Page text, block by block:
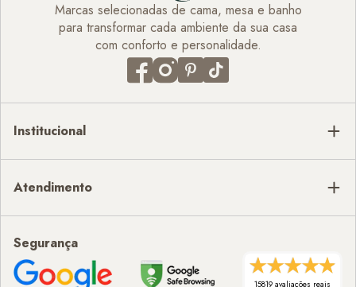
Marcas selecionadas de cama, mesa e banho
para transformar cada ambiente da sua casa
com conforto e personalidade.
Institucional
Atendimento
Segurança
15819 avaliações reais